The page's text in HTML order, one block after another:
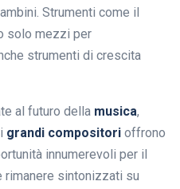
Strumenti come il
solo mezzi per
strumenti di crescita
al futuro della musica,
grandi compositori offrono
innumerevoli per il
rimanere sintonizzati su